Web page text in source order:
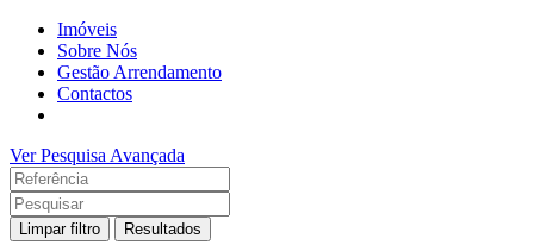
Imóveis
Sobre Nós
Gestão Arrendamento
Contactos
Ver Pesquisa Avançada
Limpar filtro Resultados